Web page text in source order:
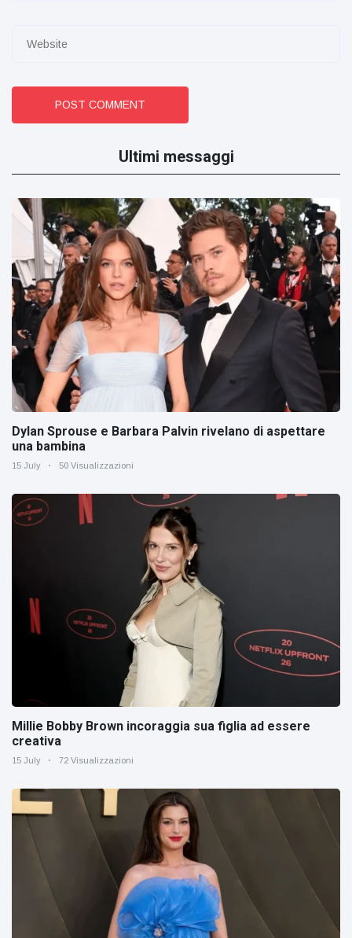
POST COMMENT
Ultimi messaggi
Dylan Sprouse e Barbara Palvin rivelano di aspettare
una bambina
15 July 50 Visualizzazioni
Millie Bobby Brown incoraggia sua figlia ad essere
creativa
15 July 72 Visualizzazioni